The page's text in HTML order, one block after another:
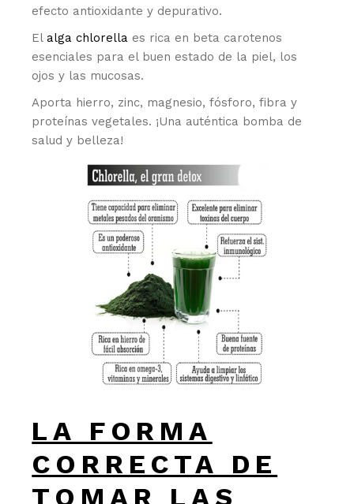
efecto antioxidante y depurativo.
Elalga chlorella es rica en beta carotenos
esenciales para el buen estado de la piel, los
ojos y las mucosas.
Aporta hierro, zinc, magnesio, fósforo, fibra y
proteínas vegetales. ¡Una auténtica bomba de
salud y belleza!
LA FORMA
CORRECTA DE
TOMAR LAS